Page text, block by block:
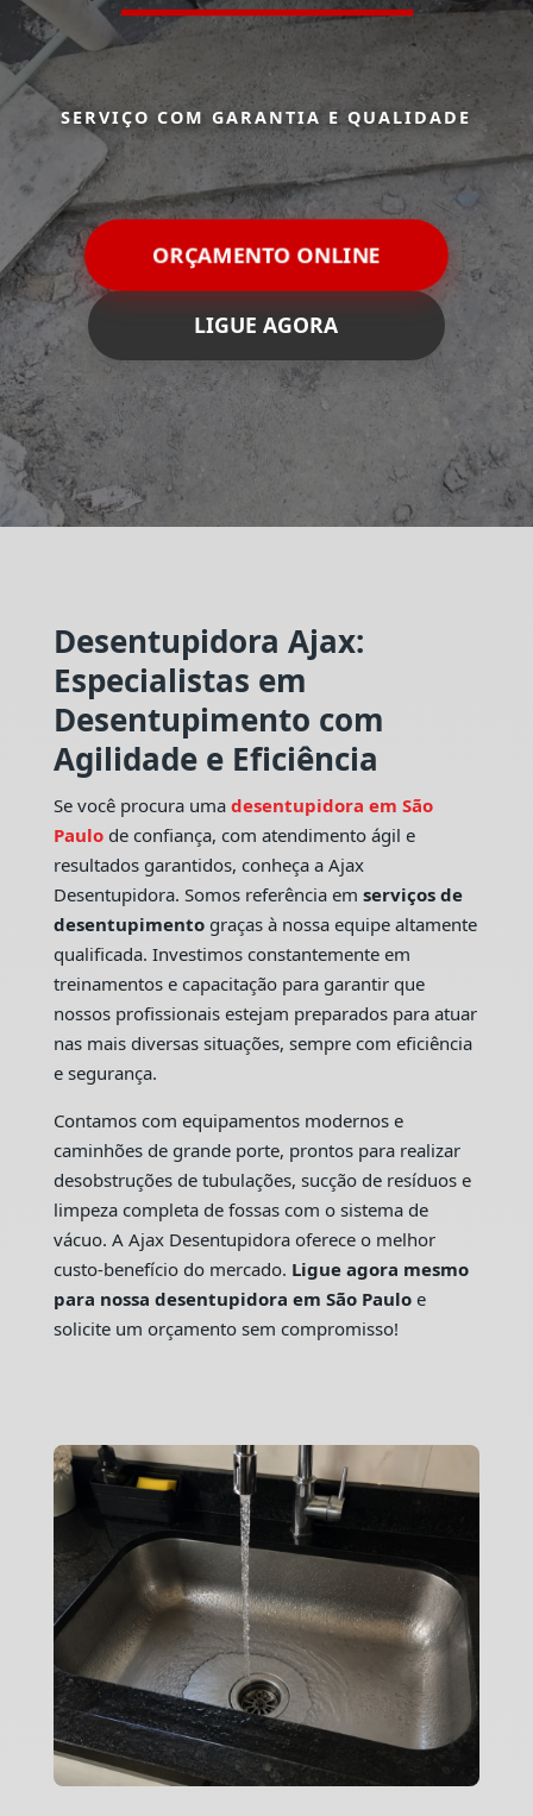
SERVIÇO COM GARANTIA E QUALIDADE
ORÇAMENTO ONLINE
LIGUE AGORA
Desentupidora Ajax:
Especialistas em
Desentupimento com
Agilidade e Eficiência
Se você procura uma desentupidora em São
Paulo de confiança, com atendimento ágil e
resultados garantidos, conheça a Ajax
Desentupidora. Somos referência em serviços de
desentupimentograças à nossa equipe altamente
qualificada. Investimos constantemente em
treinamentos e capacitação para garantir que
nossos profissionais estejam preparados para atuar
nas mais diversas situações, sempre com eficiência
e segurança.
Contamos com equipamentos modernos e
caminhões de grande porte, prontos para realizar
desobstruções de tubulações, sucção de resíduos e
limpeza completa de fossas com o sistema de
vácuo. A Ajax Desentupidora oferece o melhor
custo-benefício do mercado. Ligue agora mesmo
para nossa desentupidora em São Pauloe
solicite um orçamento sem compromisso!